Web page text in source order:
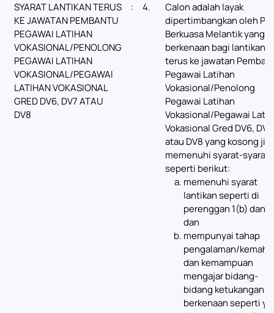
SYARAT LANTIKAN TERUS
KE JAWATAN PEMBANTU
PEGAWAI LATIHAN
VOKASIONAL/PENOLONG
PEGAWAI LATIHAN
VOKASIONAL/PEGAWAI
LATIHAN VOKASIONAL
GRED DV6, DV7 ATAU
DV8
: 4.
Calon adalah layak
dipertimbangkan oleh
Berkuasa Melantik yang
berkenaan bagi lantikan
terus ke jawatan
Pegawai Latihan
Vokasional/Penolong
Pegawai Latihan
Vokasional/Pegawai
Vokasional Gred DV6, DV7
atau DV8 yang kosong jika
memenuhi syarat-syarat
seperti berikut:
memenuhi syarat
lantikan seperti di
perenggan 1(b) dan
dan
mempunyai tahap
pengalaman/
dan kemampuan
mengajar bidang-
bidang ketukangan
berkenaan seperti